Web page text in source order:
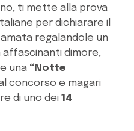
ti mette alla prova
per dichiarare il
regalandole un
affascinanti dimore,
una “Notte
concorso e magari
di uno dei 14